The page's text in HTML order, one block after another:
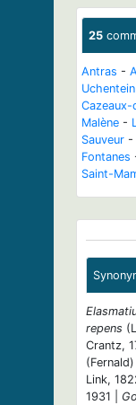
25
Antras -
Uchentein
Malène -
Sauveur -
Fontanes
Saint-
repens
Crantz,
Link,
1931 |